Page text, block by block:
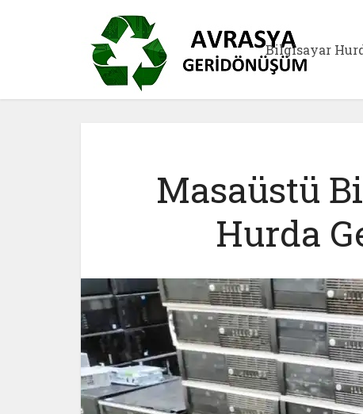
Bilgisayar
Masaüstü
Hurda